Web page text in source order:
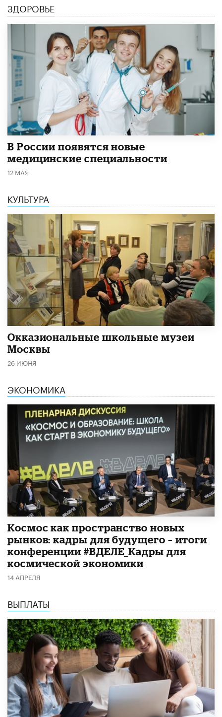
ЗДОРОВЬЕ
В России появятся новые
медицинские специальности
12 МАЯ
КУЛЬТУРА
​Окказиональные школьные музеи
Москвы
26 ИЮНЯ
ЭКОНОМИКА
Космос как пространство новых
рынков: кадры для будущего – итоги
конференции #ВДЕЛЕ_Кадры для
космической экономики
14 АПРЕЛЯ
ВЫПЛАТЫ